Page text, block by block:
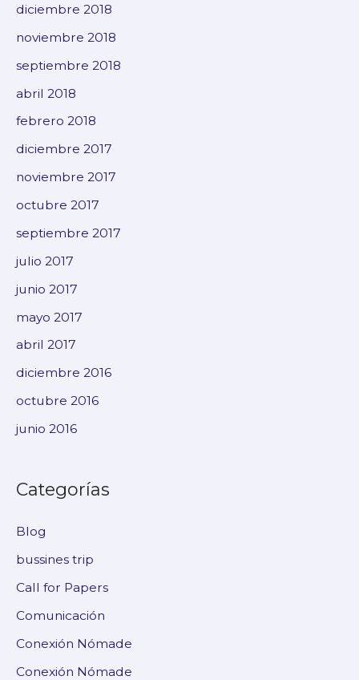
diciembre 2018
noviembre 2018
septiembre 2018
abril 2018
febrero 2018
diciembre 2017
noviembre 2017
octubre 2017
septiembre 2017
julio 2017
junio 2017
mayo 2017
abril 2017
diciembre 2016
octubre 2016
junio 2016
Categorías
Blog
bussines trip
Call for Papers
Comunicación
Conexión Nómade
Conexión Nómade